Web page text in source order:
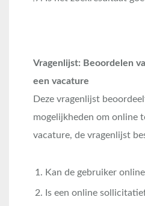
Vragenlijst: Beoordelen
een vacature
Deze vragenlijst
mogelijkheden om online
vacature, de vragenlijst
Kan de gebruiker
Is een online